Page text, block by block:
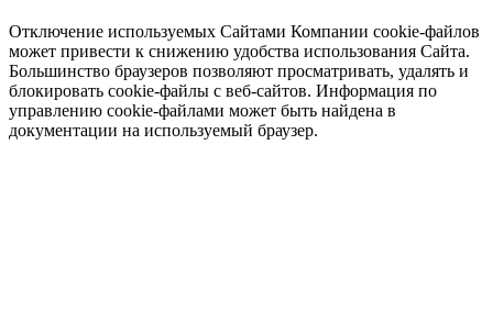
Отключение используемых Сайтами Компании cookie-файлов
может привести к снижению удобства использования Сайта.
Большинство браузеров позволяют просматривать, удалять и
блокировать cookie-файлы c веб-сайтов. Информация по
управлению cookie-файлами может быть найдена в
документации на используемый браузер.